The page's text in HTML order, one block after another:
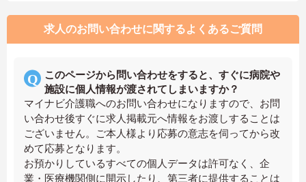
求人のお問い合わせに関するよくあるご質問
このページから問い合わせをすると、すぐに病院や
施設に個人情報が渡されてしまいますか？
マイナビ介護職へのお問い合わせになりますので、お問
い合わせ後すぐに求人掲載元へ情報をお渡しすることは
ございません。ご本人様より応募の意志を伺ってから改
めて応募となります。
お預かりしているすべての個人データは許可なく、企
業・医療機関側に開示したり、第三者に提供することは